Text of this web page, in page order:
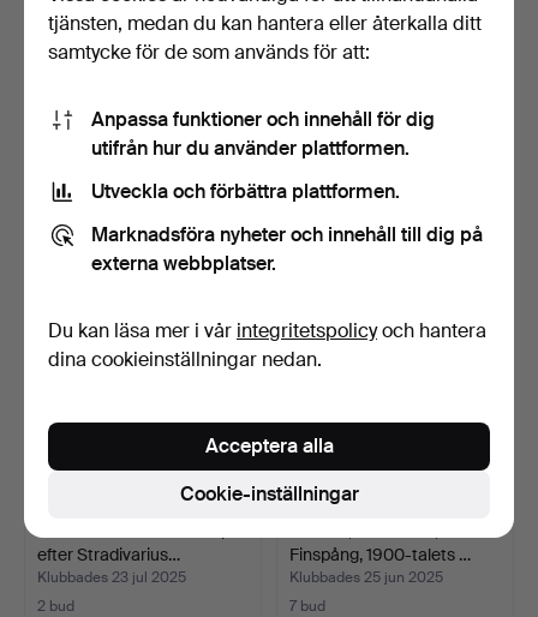
TROMBON, metall, Amati
Kraslice, Tjeckoslo…
1 bud
53 USD
PIANODRAGSPEL, med
väska, Hohner Marchesa,…
3 bud
53 USD
efter Stradivarius…
Klubbades 23 jul 2025
2 bud
Finspång, 1900-talets …
Klubbades 25 jun 2025
7 bud
tjänsten, medan du kan hantera eller återkalla ditt
samtycke för de som används för att:
Anpassa funktioner och innehåll för dig
utifrån hur du använder plattformen.
Utveckla och förbättra plattformen.
Marknadsföra nyheter och innehåll till dig på
externa webbplatser.
Du kan läsa mer i vår integritetspolicyoch hantera
dina cookieinställningar nedan.
Cookie-inställningar
Acceptera alla